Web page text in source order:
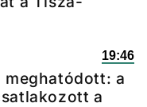
19:46
meghatódott: a
a